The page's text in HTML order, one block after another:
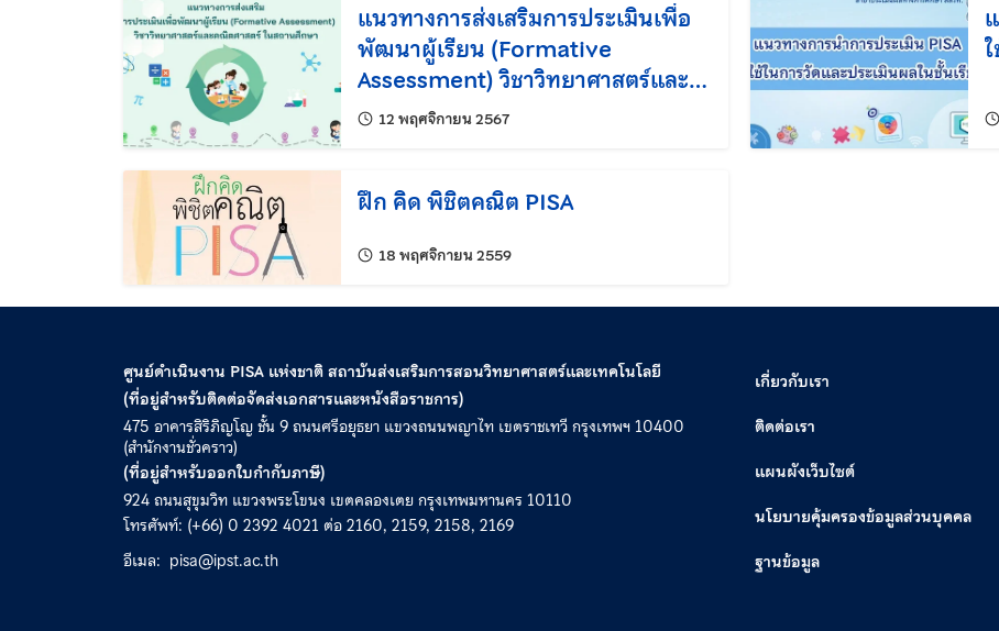
แนวทางการส่งเสริมการประเมินเพื่อ
พัฒนาผู้เรียน (Formative
Assessment) วิชาวิทยาศาสตร์และ
คณิตศาสตร์ ในสถานศึกษา
12 พฤศจิกายน 2567แก้ไขล่าสุดเมื่อ:
ฝึก คิด พิชิตคณิต PISA
18 พฤศจิกายน 2559แก้ไขล่าสุดเมื่อ:
ศูนย์ดำเนินงาน PISA แห่งชาติ สถาบันส่งเสริมการสอนวิทยาศาสตร์และเทคโนโลยี
(ที่อยู่สำหรับติดต่อจัดส่งเอกสารและหนังสือราชการ)
475 อาคารสิริภิญโญ ชั้น 9 ถนนศรีอยุธยา แขวงถนนพญาไท เขตราชเทวี กรุงเทพฯ 10400
(สำนักงานชั่วคราว)
(ที่อยู่สำหรับออกใบกำกับภาษี)
924 ถนนสุขุมวิท แขวงพระโขนง เขตคลองเตย กรุงเทพมหานคร 10110
โทรศัพท์: (+66) 0 2392 4021 ต่อ 2160, 2159, 2158, 2169
อีเมล: pisa@ipst.ac.th
เกี่ยวกับเรา
ติดต่อเรา
แผนผังเว็บไซต์
นโยบายคุ้มครองข้อมูลส่วนบุคคล
ฐานข้อมูล